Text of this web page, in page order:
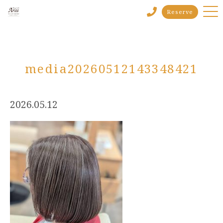
Reserve
media20260512143348421
2026.05.12